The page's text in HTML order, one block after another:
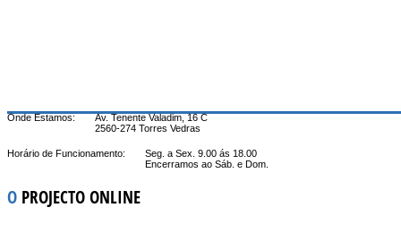
Onde Estamos:
Av. Tenente Valadim, 16 C
2560-274 Torres Vedras
Horário de Funcionamento:
Seg. a Sex. 9.00 ás 18.00
Encerramos ao Sáb. e Dom.
O PROJECTO ONLINE